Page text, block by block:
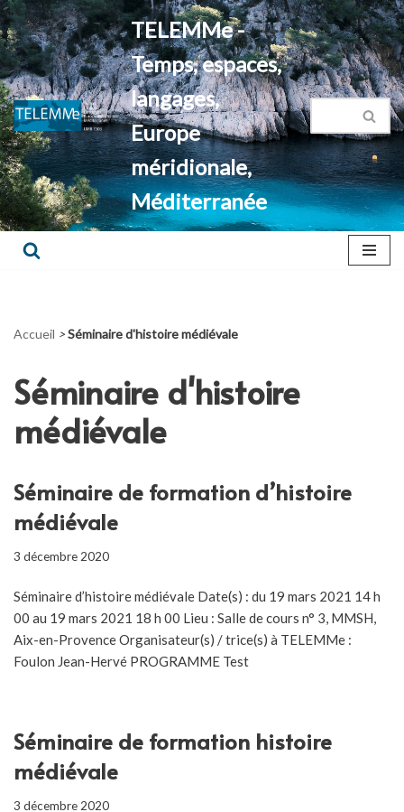
Aller
au
contenu
TELEMMe -
Temps, espaces,
langages,
Europe
méridionale,
Méditerranée
Accueil >Séminaire d'histoire médiévale
Séminaire d'histoire
médiévale
Séminaire de formation d’histoire
médiévale
3 décembre 2020
Séminaire d’histoire médiévale Date(s) : du 19 mars 2021 14 h
00 au 19 mars 2021 18 h 00 Lieu : Salle de cours n° 3, MMSH,
Aix-en-Provence Organisateur(s) / trice(s) à TELEMMe :
Foulon Jean-Hervé PROGRAMME Test
Séminaire de formation histoire
médiévale
3 décembre 2020